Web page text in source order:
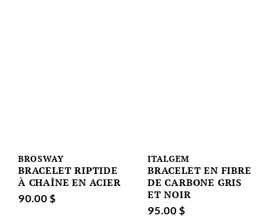
BROSWAY
BRACELET RIPTIDE
À CHAÎNE EN ACIER
90.00 $
ITALGEM
BRACELET EN FIBRE
DE CARBONE GRIS
ET NOIR
95.00 $